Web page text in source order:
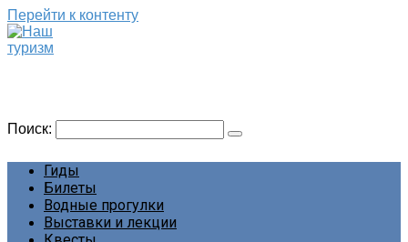
Перейти к контенту
Поиск:
Гиды
Билеты
Водные прогулки
Выставки и лекции